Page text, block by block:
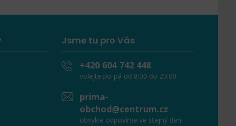
Jsme tu pro Vás
+420 604 742 448
volejte po-pá od 8:00 do 20:00
prima-
obchod@centrum.cz
obvykle odpovíme ve stejný den